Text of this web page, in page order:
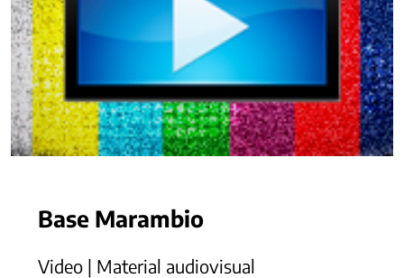
Base Marambio
Video | Material audiovisual